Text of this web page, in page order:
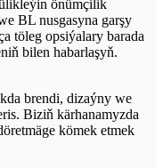
önümçilik
BL nusgasyna garşy
töleg opsiýalary barada
bilen habarlaşyň.
brendi, dizaýny we
Biziň kärhanamyzda
kömek etmek